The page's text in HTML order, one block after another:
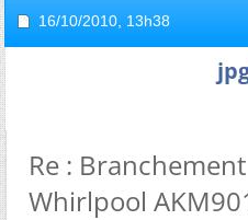
16/10/2010, 13h38
Re :
Whirlpool